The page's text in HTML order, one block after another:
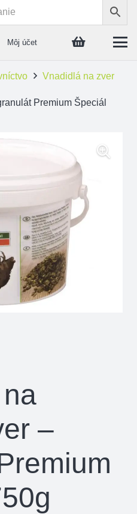
Môj účet
Vnadidlá na zver
Premium Špeciál
–